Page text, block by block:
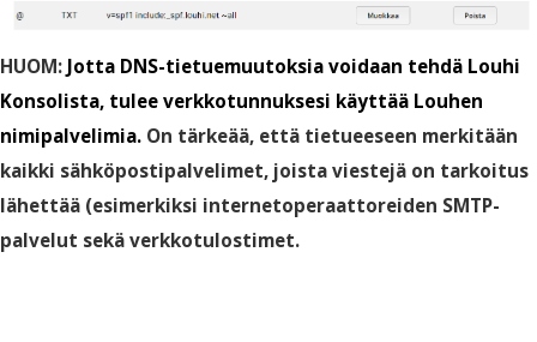
HUOM: Jotta DNS-tietuemuutoksia voidaan tehdä Louhi
Konsolista, tulee verkkotunnuksesi käyttää Louhen
nimipalvelimia. On tärkeää, että tietueeseen merkitään
kaikki sähköpostipalvelimet, joista viestejä on tarkoitus
lähettää (esimerkiksi internetoperaattoreiden SMTP-
palvelut sekä verkkotulostimet.